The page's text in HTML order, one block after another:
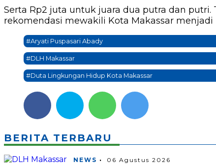
Serta Rp2 juta untuk juara dua putra dan
rekomendasi mewakili Kota Makassar
#Aryati Puspasari Abady
#DLH Makassar
#Duta Lingkungan Hidup Kota Makassar
BERITA TERBARU
NEWS 06 Agustus 2026